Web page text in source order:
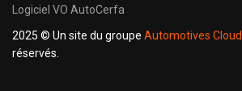
Logiciel VO AutoCerfa
2025 © Un site du groupe Automotives Cloud
réservés.